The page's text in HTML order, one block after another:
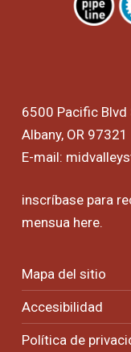
6500 Pacific Blvd
Albany, OR 97321
E-mail:
inscríbase para
mensua here.
Mapa del sitio
Accesibilidad
Política de